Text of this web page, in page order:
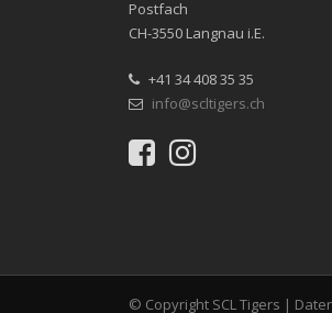
Postfach
CH-3550 Langnau i.E.
+41 34 408 35 35
info@scltigers.ch
© Copyright SCL Tigers |